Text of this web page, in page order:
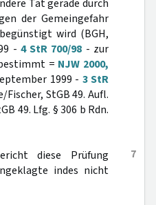
Tat gerade durch
der Gemeingefahr
wird (BGH,
- 4 StR 700/98 - zur
= NJW 2000,
1999 - 3 StR
StGB 49. Aufl.
49. Lfg. § 306 b Rdn.
7
diese Prüfung
indes nicht